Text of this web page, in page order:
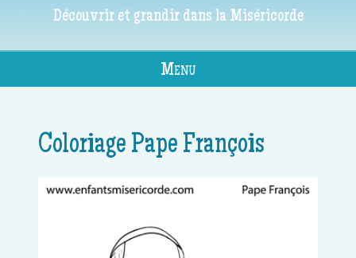
Découvrir et grandir dans la Miséricorde
Menu
Coloriage Pape François